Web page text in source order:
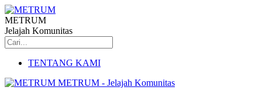
METRUM
Jelajah Komunitas
TENTANG KAMI
METRUM - Jelajah Komunitas